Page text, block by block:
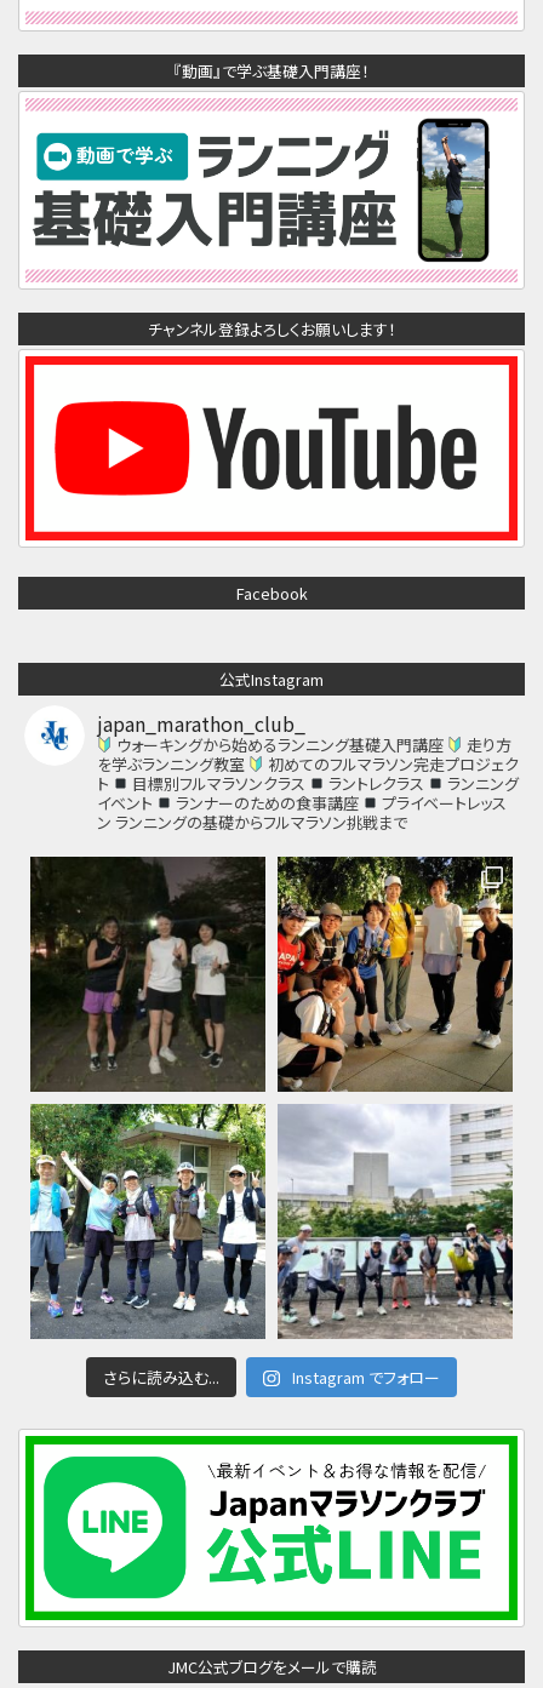
『動画』で学ぶ基礎入門講座！
チャンネル登録よろしくお願いします！
Facebook
公式Instagram
japan_marathon_club_
ウォーキングから始めるランニング基礎入門講座
走り方
を学ぶランニング教室
初めてのフルマラソン完走プロジェク
ト
目標別フルマラソンクラス ラントレクラス
ランニング
イベント
ランナーのための食事講座
プライベートレッス
ン ランニングの基礎からフルマラソン挑戦まで
さらに読み込む... Instagram でフォロー
JMC公式ブログをメールで購読